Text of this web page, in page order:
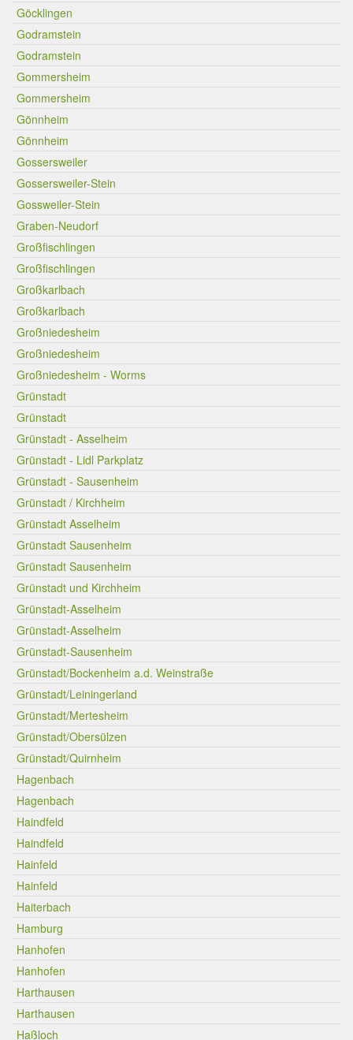
Göcklingen
Godramstein
Godramstein
Gommersheim
Gommersheim
Gönnheim
Gönnheim
Gossersweiler
Gossersweiler-Stein
Gossweiler-Stein
Graben-Neudorf
Großfischlingen
Großfischlingen
Großkarlbach
Großkarlbach
Großniedesheim
Großniedesheim
Großniedesheim - Worms
Grünstadt
Grünstadt
Grünstadt - Asselheim
Grünstadt - Lidl Parkplatz
Grünstadt - Sausenheim
Grünstadt / Kirchheim
Grünstadt Asselheim
Grünstadt Sausenheim
Grünstadt Sausenheim
Grünstadt und Kirchheim
Grünstadt-Asselheim
Grünstadt-Asselheim
Grünstadt-Sausenheim
Grünstadt/Bockenheim a.d. Weinstraße
Grünstadt/Leiningerland
Grünstadt/Mertesheim
Grünstadt/Obersülzen
Grünstadt/Quirnheim
Hagenbach
Hagenbach
Haindfeld
Haindfeld
Hainfeld
Hainfeld
Haiterbach
Hamburg
Hanhofen
Hanhofen
Harthausen
Harthausen
Haßloch